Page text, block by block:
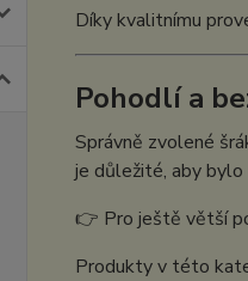
Díky kvalitnímu
Pohodlí a
Správně zvolené
je důležité, aby bylo
👉 Pro ještě větší
Produkty v této